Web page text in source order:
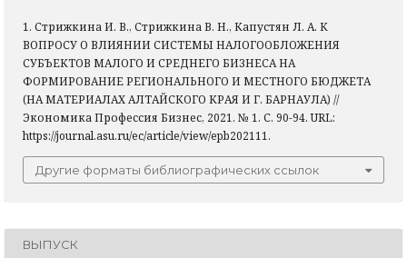
1. Стрижкина И. В., Стрижкина В. Н., Капустян Л. А. К
ВОПРОСУ О ВЛИЯНИИ СИСТЕМЫ НАЛОГООБЛОЖЕНИЯ
СУБЪЕКТОВ МАЛОГО И СРЕДНЕГО БИЗНЕСА НА
ФОРМИРОВАНИЕ РЕГИОНАЛЬНОГО И МЕСТНОГО БЮДЖЕТА
(НА МАТЕРИАЛАХ АЛТАЙСКОГО КРАЯ И Г. БАРНАУЛА) //
Экономика Профессия Бизнес, 2021. № 1. С. 90-94. URL:
https://journal.asu.ru/ec/article/view/epb202111.
Другие форматы библиографических ссылок
ВЫПУСК